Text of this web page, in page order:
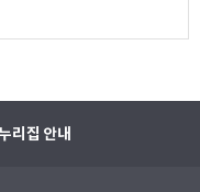
리집 안내